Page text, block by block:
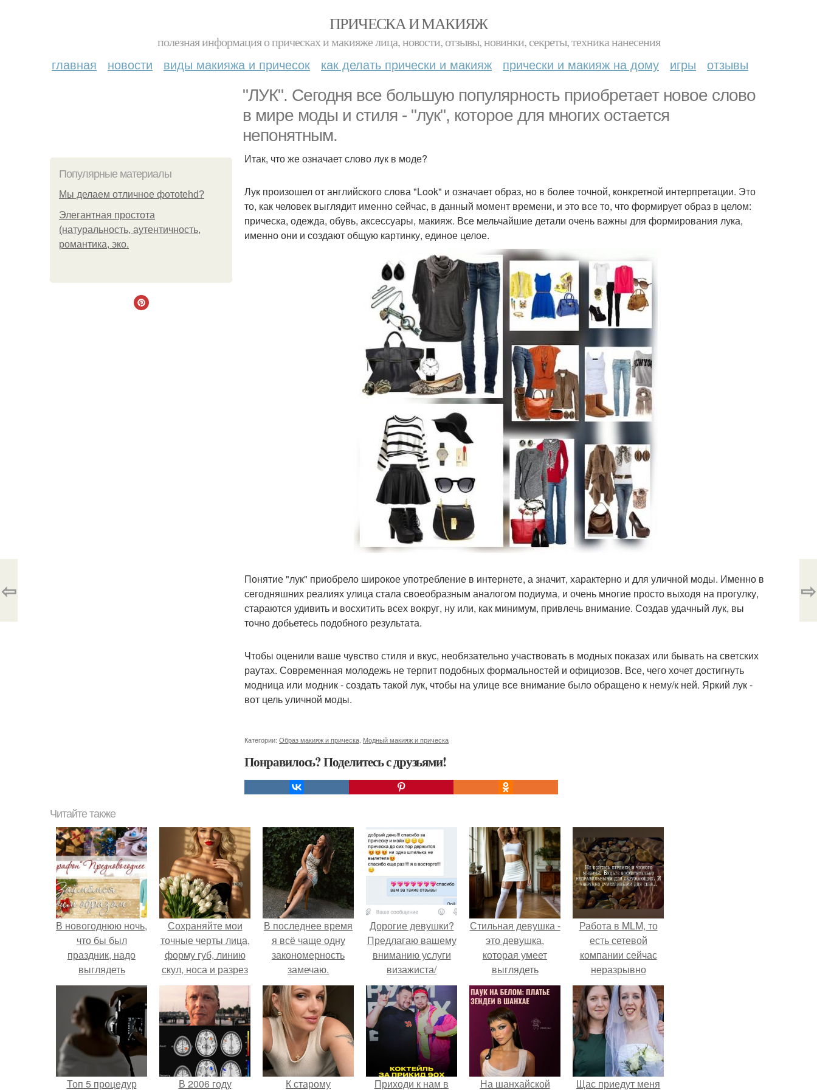
ПРИЧЕСКА И МАКИЯЖ
полезная информация о прическах и макияже лица, новости, отзывы, новинки, секреты, техника нанесения
главная новости виды макияжа и причесок как делать прически и макияж прически и макияж на дому игры отзывы
"ЛУК". Сегодня все большую популярность приобретает новое слово
в мире моды и стиля - "лук", которое для многих остается
непонятным.
Популярные материалы
Мы делаем отличное фотоtehd?
Элегантная простота
(натуральность, аутентичность,
романтика, эко.
Итак, что же означает слово лук в моде?
Лук произошел от английского слова "Look" и означает образ, но в более точной, конкретной интерпретации. Это
то, как человек выглядит именно сейчас, в данный момент времени, и это все то, что формирует образ в целом:
прическа, одежда, обувь, аксессуары, макияж. Все мельчайшие детали очень важны для формирования лука,
именно они и создают общую картинку, единое целое.
Понятие "лук" приобрело широкое употребление в интернете, а значит, характерно и для уличной моды. Именно в
сегодняшних реалиях улица стала своеобразным аналогом подиума, и очень многие просто выходя на прогулку,
стараются удивить и восхитить всех вокруг, ну или, как минимум, привлечь внимание. Создав удачный лук, вы
точно добьетесь подобного результата.
Чтобы оценили ваше чувство стиля и вкус, необязательно участвовать в модных показах или бывать на светских
раутах. Современная молодежь не терпит подобных формальностей и официозов. Все, чего хочет достигнуть
модница или модник - создать такой лук, чтобы на улице все внимание было обращено к нему/к ней. Яркий лук -
вот цель уличной моды.
Категории: Образ макияж и прическа Модный макияж и прическа
Понравилось? Поделитесь с друзьями!
⇦ ⇨
Читайте также
В новогоднюю ночь,
что бы был
праздник, надо
выглядеть
празднично!
Сохраняйте мои
точные черты лица,
форму губ, линию
скул, носа и разрез
глаз.
В последнее время
я всё чаще одну
закономерность
замечаю.
Дорогие девушки?
Предлагаю вашему
вниманию услуги
визажиста/
парикмахера.
Стильная девушка -
это девушка,
которая умеет
выглядеть
привлекательно и
элегантно в любои
ситуации.
Работа в MLM, то
есть сетевой
компании сейчас
неразрывно
связана с создание
своего контента,
своей страницы в
соц сетях.
Топ 5 процедур В 2006 году К старому Приходи к нам в На шанхайской Щас приедут меня